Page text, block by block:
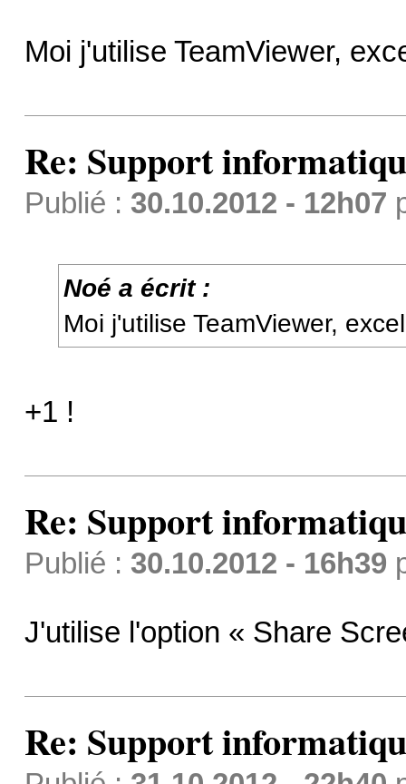
Moi j'utilise TeamViewer,
Re: Support
Publié : 30.10.2012 - 12h07
Noé a écrit :
Moi j'utilise TeamViewer,
+1 !
Re: Support
Publié : 30.10.2012 - 16h39
J'utilise l'option « Share
Re: Support